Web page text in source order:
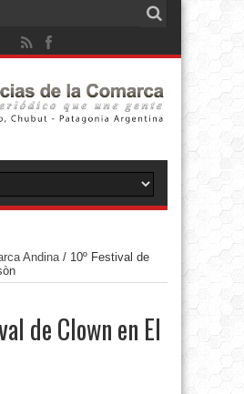
Andina/ 10º Festival de
de Clown en El